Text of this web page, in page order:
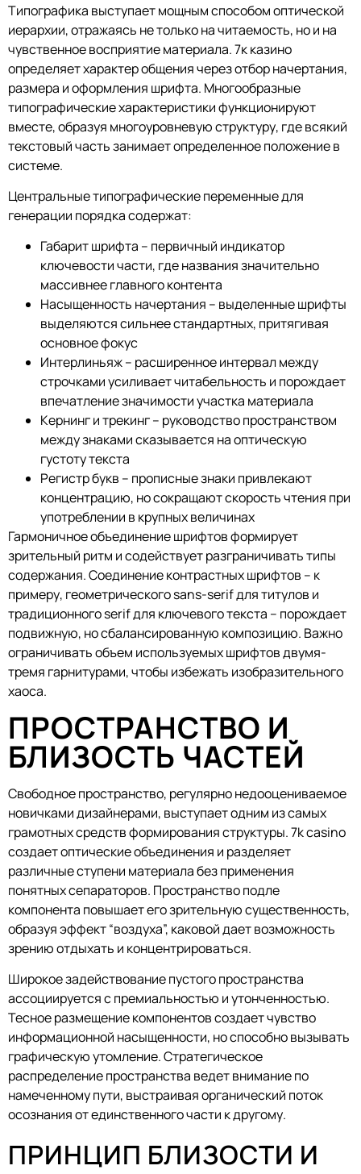
Типографика выступает мощным способом оптической
иерархии, отражаясь не только на читаемость, но и на
чувственное восприятие материала. 7к казино
определяет характер общения через отбор начертания,
размера и оформления шрифта. Многообразные
типографические характеристики функционируют
вместе, образуя многоуровневую структуру, где всякий
текстовый часть занимает определенное положение в
системе.
Центральные типографические переменные для
генерации порядка содержат:
Габарит шрифта – первичный индикатор
ключевости части, где названия значительно
массивнее главного контента
Насыщенность начертания – выделенные шрифты
выделяются сильнее стандартных, притягивая
основное фокус
Интерлиньяж – расширенное интервал между
строчками усиливает читабельность и порождает
впечатление значимости участка материала
Кернинг и трекинг – руководство пространством
между знаками сказывается на оптическую
густоту текста
Регистр букв – прописные знаки привлекают
концентрацию, но сокращают скорость чтения при
употреблении в крупных величинах
Гармоничное объединение шрифтов формирует
зрительный ритм и содействует разграничивать типы
содержания. Соединение контрастных шрифтов – к
примеру, геометрического sans-serif для титулов и
традиционного serif для ключевого текста – порождает
подвижную, но сбалансированную композицию. Важно
ограничивать объем используемых шрифтов двумя-
тремя гарнитурами, чтобы избежать изобразительного
хаоса.
ПРОСТРАНСТВО И
БЛИЗОСТЬ ЧАСТЕЙ
Свободное пространство, регулярно недооцениваемое
новичками дизайнерами, выступает одним из самых
грамотных средств формирования структуры. 7k casino
создает оптические объединения и разделяет
различные ступени материала без применения
понятных сепараторов. Пространство подле
компонента повышает его зрительную существенность,
образуя эффект “воздуха”, каковой дает возможность
зрению отдыхать и концентрироваться.
Широкое задействование пустого пространства
ассоциируется с премиальностью и утонченностью.
Тесное размещение компонентов создает чувство
информационной насыщенности, но способно вызывать
графическую утомление. Стратегическое
распределение пространства ведет внимание по
намеченному пути, выстраивая органический поток
осознания от единственного части к другому.
ПРИНЦИП БЛИЗОСТИ И